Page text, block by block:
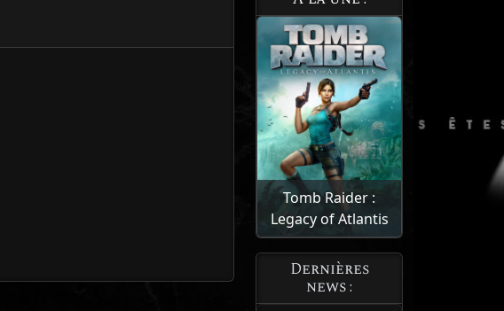
Tomb Raider :
Legacy of Atlantis
Dernières
news :